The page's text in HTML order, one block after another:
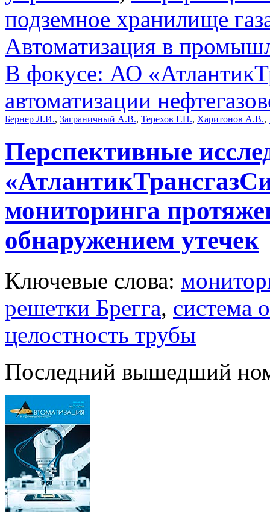
подземное хранилище
Автоматизация в
В фокусе: АО
автоматизации
Бернер Л.И., Заграничный А.В., Терехов Г.П., Харитонов А.В.,
Перспективные
мониторинга
обнаружением утечек
Ключевые слова:
решетки Брегга, система
целостность трубы
Последний вышедший